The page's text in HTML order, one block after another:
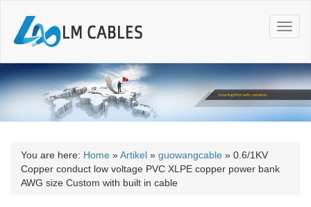
T
o
g
l
n
a
You are here: Home »Artikel » guowangcable » 0.6/1KV
Copper conduct low voltage PVC XLPE copper power bank
AWG size Custom with built in cable